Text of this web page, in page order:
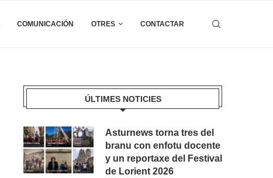
COMUNICACIÓN OTRES CONTACTAR
ÚLTIMES NOTICIES
Asturnews torna tres del
branu con enfotu docente
y un reportaxe del Festival
de Lorient 2026